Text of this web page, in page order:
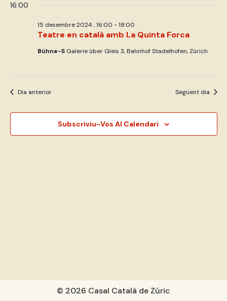
16:00
Teatre en català amb La Quinta Forca
15 desembre 2024 , 16:00 -18:00
Bühne-S Galerie über Gleis 3, Bahnhof Stadelhofen, Zürich
Dia anterior Següent dia
Subscriviu-Vos Al Calendari
© 2026 Casal Català de Zúric